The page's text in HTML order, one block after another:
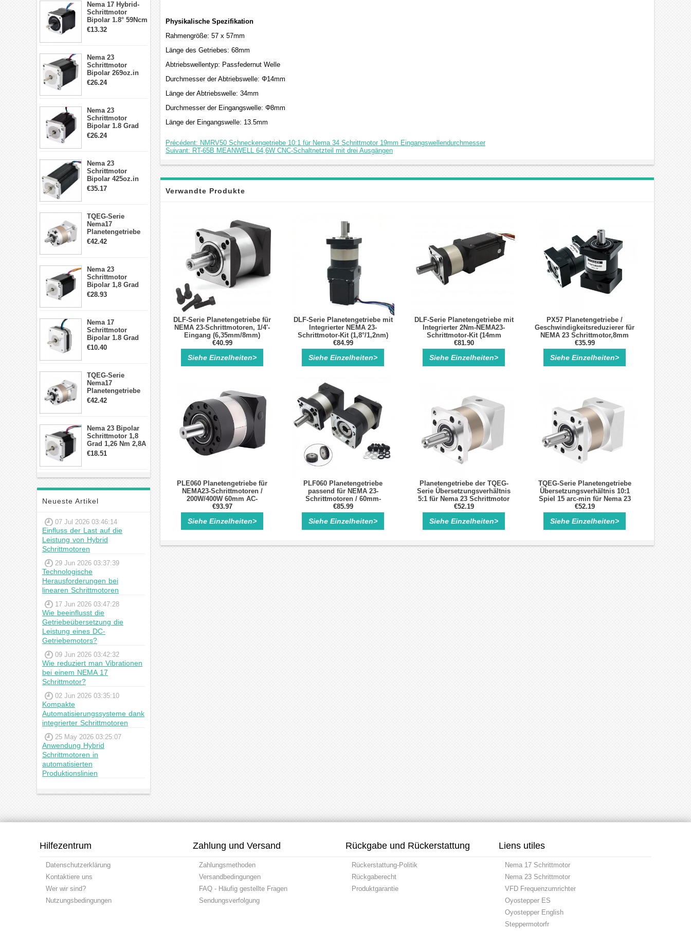
Schrittmotor
Nema 17 Hybrid-
Schrittmotor
Bipolar 1.8° 59Ncm
2A 4 Drähte mit 1m
€13.32
Nema 23
Schrittmotor
Bipolar 269oz.in
2,8A 57x57x76mm
€26.24
Nema 23
Schrittmotor
Bipolar 1.8 Grad
1.9Nm 3A 3.36V 4
€26.24
Nema 23
Schrittmotor
Bipolar 425oz.in
4.2A 57x57x114mm
€35.17
TQEG-Serie
Nema17
Planetengetriebe
5:1 Spiel 15Arc-
€42.42
Nema 23
Schrittmotor
Bipolar 1,8 Grad
2,83Nm 4 A 2,26V
€28.93
Nema 17
Schrittmotor
Bipolar 1.8 Grad
8.7Ncm 1A 3.5V 4
€10.40
TQEG-Serie
Nema17
Planetengetriebe
10:1 Spiel 15Arc-
€42.42
Nema 23 Bipolar
Schrittmotor 1,8
Grad 1,26 Nm 2,8A
2,5V 4 Drähte
€18.51
Neueste Artikel
07 Jul 2026 03:46:14
Einfluss der Last auf die
Leistung von Hybrid
Schrittmotoren
29 Jun 2026 03:37:39
Technologische
Herausforderungen bei
linearen Schrittmotoren
17 Jun 2026 03:47:28
Wie beeinflusst die
Getriebeübersetzung die
Leistung eines DC-
Getriebemotors?
09 Jun 2026 03:42:32
Wie reduziert man Vibrationen
bei einem NEMA 17
Schrittmotor?
02 Jun 2026 03:35:10
Kompakte
Automatisierungssysteme dank
integrierter Schrittmotoren
25 May 2026 03:25:07
Anwendung Hybrid
Schrittmotoren in
automatisierten
Produktionslinien
Physikalische Spezifikation
Rahmengröße: 57 x 57mm
Länge des Getriebes: 68mm
Abtriebswellentyp: Passfedernut Welle
Durchmesser der Abtriebswelle: Φ14mm
Länge der Abtriebswelle: 34mm
Durchmesser der Eingangswelle: Φ8mm
Länge der Eingangswelle: 13.5mm
Précédent: NMRV50 Schneckengetriebe 10:1 für Nema 34 Schrittmotor 19mm Eingangswellendurchmesser
Suivant: RT-65B MEANWELL 64,6W CNC-Schaltnetzteil mit drei Ausgängen
Verwandte Produkte
DLF-Serie Planetengetriebe für
NEMA 23-Schrittmotoren, 1/4'-
Eingang (6,35mm/8mm)
€40.99
Siehe Einzelheiten>
DLF-Serie Planetengetriebe mit
Integrierter NEMA 23-
Schrittmotor-Kit (1,8°/1,2nm)
€84.99
Siehe Einzelheiten>
DLF-Serie Planetengetriebe mit
Integrierter 2Nm-NEMA23-
Schrittmotor-Kit (14mm
Ausgang)
€81.90
Siehe Einzelheiten>
PX57 Planetengetriebe /
Geschwindigkeitsreduzierer für
NEMA 23 Schrittmotor,8mm
Eingangswelle
€35.99
Siehe Einzelheiten>
PLE060 Planetengetriebe für
NEMA23-Schrittmotoren /
200W/400W 60mm AC-
Servomotoren
€93.97
Siehe Einzelheiten>
PLF060 Planetengetriebe
passend für NEMA 23-
Schrittmotoren / 60mm-
Servomotoren
€85.99
Siehe Einzelheiten>
Planetengetriebe der TQEG-
Serie Übersetzungsverhältnis
5:1 für Nema 23 Schrittmotor
mit 8mm Welle
€52.19
Siehe Einzelheiten>
TQEG-Serie Planetengetriebe
Übersetzungsverhältnis 10:1
Spiel 15 arc-min für Nema 23
Schrittmotor mit 8mm Welle
€52.19
Siehe Einzelheiten>
Hilfezentrum
Datenschutzerklärung
Kontaktiere uns
Wer wir sind?
Nutzungsbedingungen
Zahlung und Versand
Zahlungsmethoden
Versandbedingungen
FAQ - Häufig gestellte Fragen
Sendungsverfolgung
Rückgabe und Rückerstattung
Rückerstattung-Politik
Rückgaberecht
Produktgarantie
Liens utiles
Nema 17 Schrittmotor
Nema 23 Schrittmotor
VFD Frequenzumrichter
Oyostepper ES
Oyostepper English
Steppermotorfr